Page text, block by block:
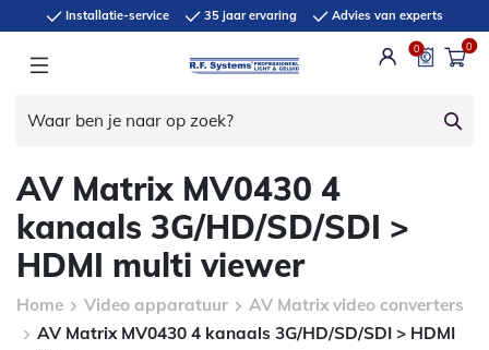
Installatie-service 35 jaar ervaring Advies van experts
0 0
AV Matrix MV0430 4
kanaals 3G/HD/SD/SDI >
HDMI multi viewer
Home Video apparatuur
AV Matrix video converters
AV Matrix MV0430 4 kanaals 3G/HD/SD/SDI > HDMI